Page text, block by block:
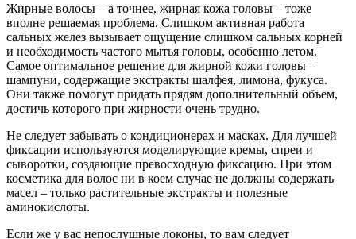
Жирные волосы – а точнее, жирная кожа головы – тоже
вполне решаемая проблема. Слишком активная работа
сальных желез вызывает ощущение слишком сальных корней
и необходимость частого мытья головы, особенно летом.
Самое оптимальное решение для жирной кожи головы –
шампуни, содержащие экстракты шалфея, лимона, фукуса.
Они также помогут придать прядям дополнительный объем,
достичь которого при жирности очень трудно.
Не следует забывать о кондиционерах и масках. Для лучшей
фиксации используются моделирующие кремы, спреи и
сыворотки, создающие превосходную фиксацию. При этом
косметика для волос ни в коем случае не должны содержать
масел – только растительные экстракты и полезные
аминокислоты.
Если же у вас непослушные локоны, то вам следует